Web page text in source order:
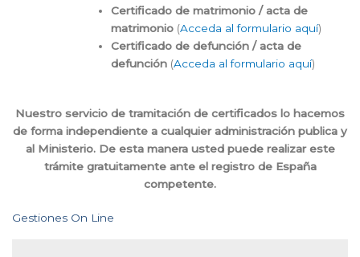
Certificado de matrimonio / acta de
matrimonio (Acceda al formulario aquí)
Certificado de defunción / acta de
defunción (Acceda al formulario aquí)
Nuestro servicio de tramitación de certificados lo hacemos
de forma independiente a cualquier administración publica y
al Ministerio. De esta manera usted puede realizar este
trámite gratuitamente ante el registro de España
competente.
Gestiones On Line